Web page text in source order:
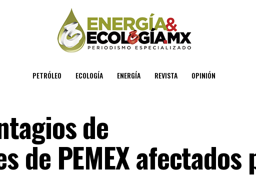
PETRÓLEO ECOLOGÍA ENERGÍA REVISTA OPINIÓN
de
de PEMEX afectados